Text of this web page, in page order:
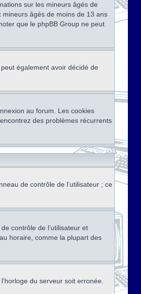
sur les mineurs âgés de
âgés de moins de 13 ans
que le phpBB Group ne peut
également avoir décidé de
au forum. Les cookies
des problèmes récurrents
de contrôle de l’utilisateur ; ce
contrôle de l’utilisateur et
horaire, comme la plupart des
du serveur soit erronée.